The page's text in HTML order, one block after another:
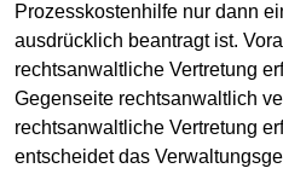
Prozesskostenhilfe nur dann
ausdrücklich beantragt ist.
rechtsanwaltliche Vertretung
Gegenseite rechtsanwaltlich
rechtsanwaltliche Vertretung
entscheidet das